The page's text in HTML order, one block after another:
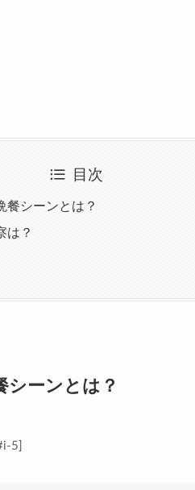
目次
シーンとは？
は？
ーンとは？
5]